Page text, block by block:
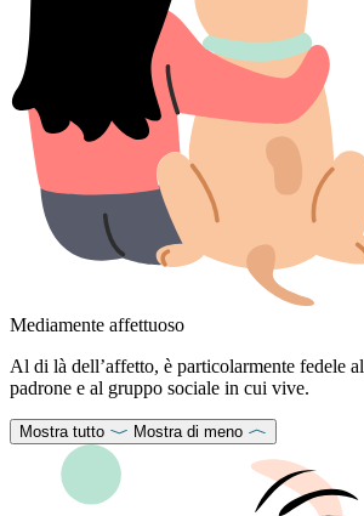
Mediamente affettuoso
Al di là dell’affetto, è particolarmente fedele al
padrone e al gruppo sociale in cui vive.
Mostra tutto Mostra di meno